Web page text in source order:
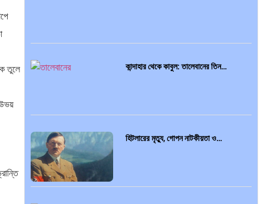
তুলে
কান্দাহার থেকে কাবুল: তালেবানের তিন…
হিটলারের মৃত্যু, গোপন নাটকীয়তা ও…